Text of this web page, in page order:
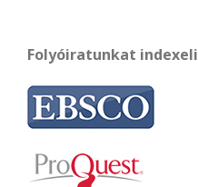
Folyóiratunkat indexeli